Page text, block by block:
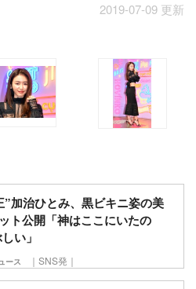
2019-07-09 更新
”加治ひとみ、黒ビキニ姿の美
ト公開「神はここにいたの
い」
ース ｜SNS発｜